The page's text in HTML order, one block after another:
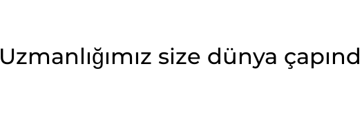
Uzmanlığımız size dünya